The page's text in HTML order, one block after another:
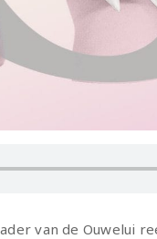
van de Ouwelui